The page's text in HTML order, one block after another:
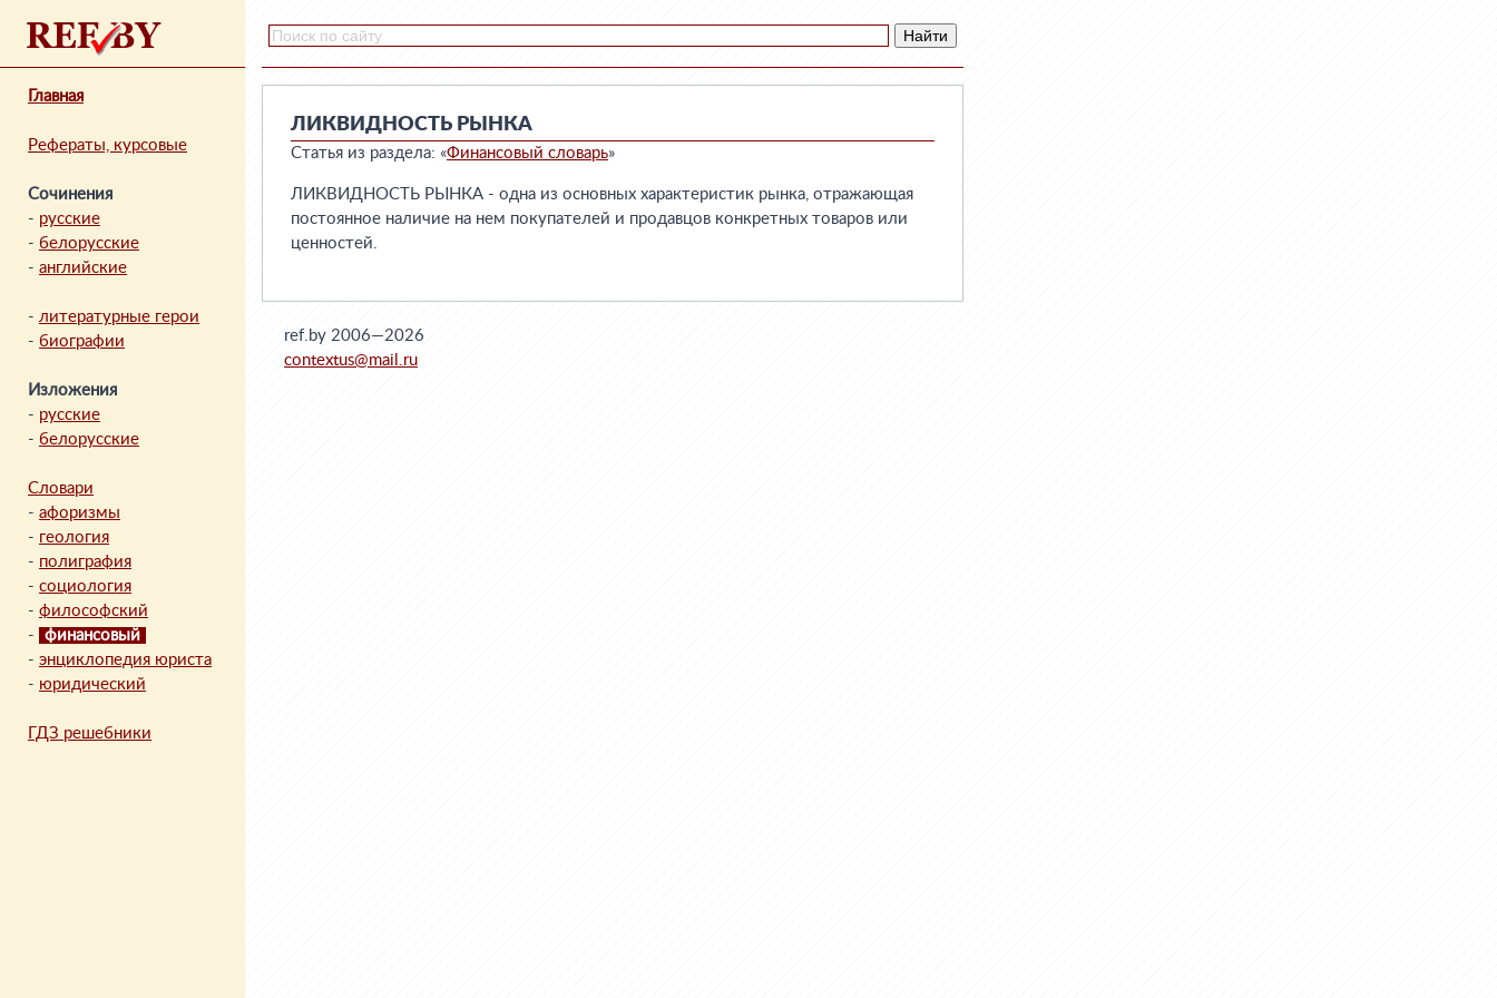
Главная
Рефераты, курсовые
Сочинения
- русские
- белорусские
- английские
- литературные герои
- биографии
Изложения
- русские
- белорусские
Словари
- афоризмы
- геология
- полиграфия
- социология
- философский
-
финансовый
- энциклопедия юриста
- юридический
ГДЗ решебники
ЛИКВИДНОСТЬ РЫНКА
Статья из раздела: «Финансовый словарь»
ЛИКВИДНОСТЬ РЫНКА - одна из основных характеристик рынка, отражающая
постоянное наличие на нем покупателей и продавцов конкретных товаров или
ценностей.
ref.by 2006—2026
contextus@mail.ru